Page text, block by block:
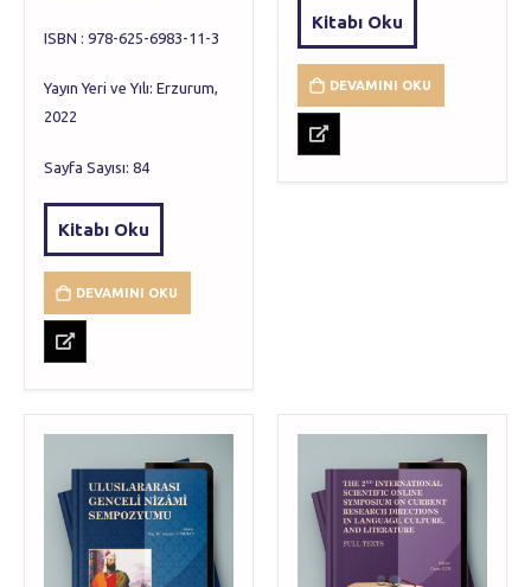
ISBN : 978-625-6983-11-3
Yayın Yeri ve Yılı: Erzurum,
2022
Sayfa Sayısı: 84
Kitabı Oku
DEVAMINI OKU
Kitabı Oku
DEVAMINI OKU